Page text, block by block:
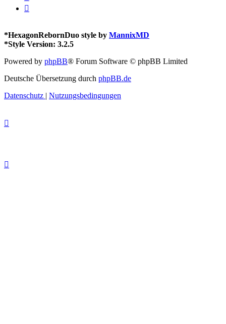
*HexagonRebornDuo style by MannixMD
*Style Version: 3.2.5
Powered by phpBB® Forum Software © phpBB Limited
Deutsche Übersetzung durch phpBB.de
Datenschutz
Nutzungsbedingungen